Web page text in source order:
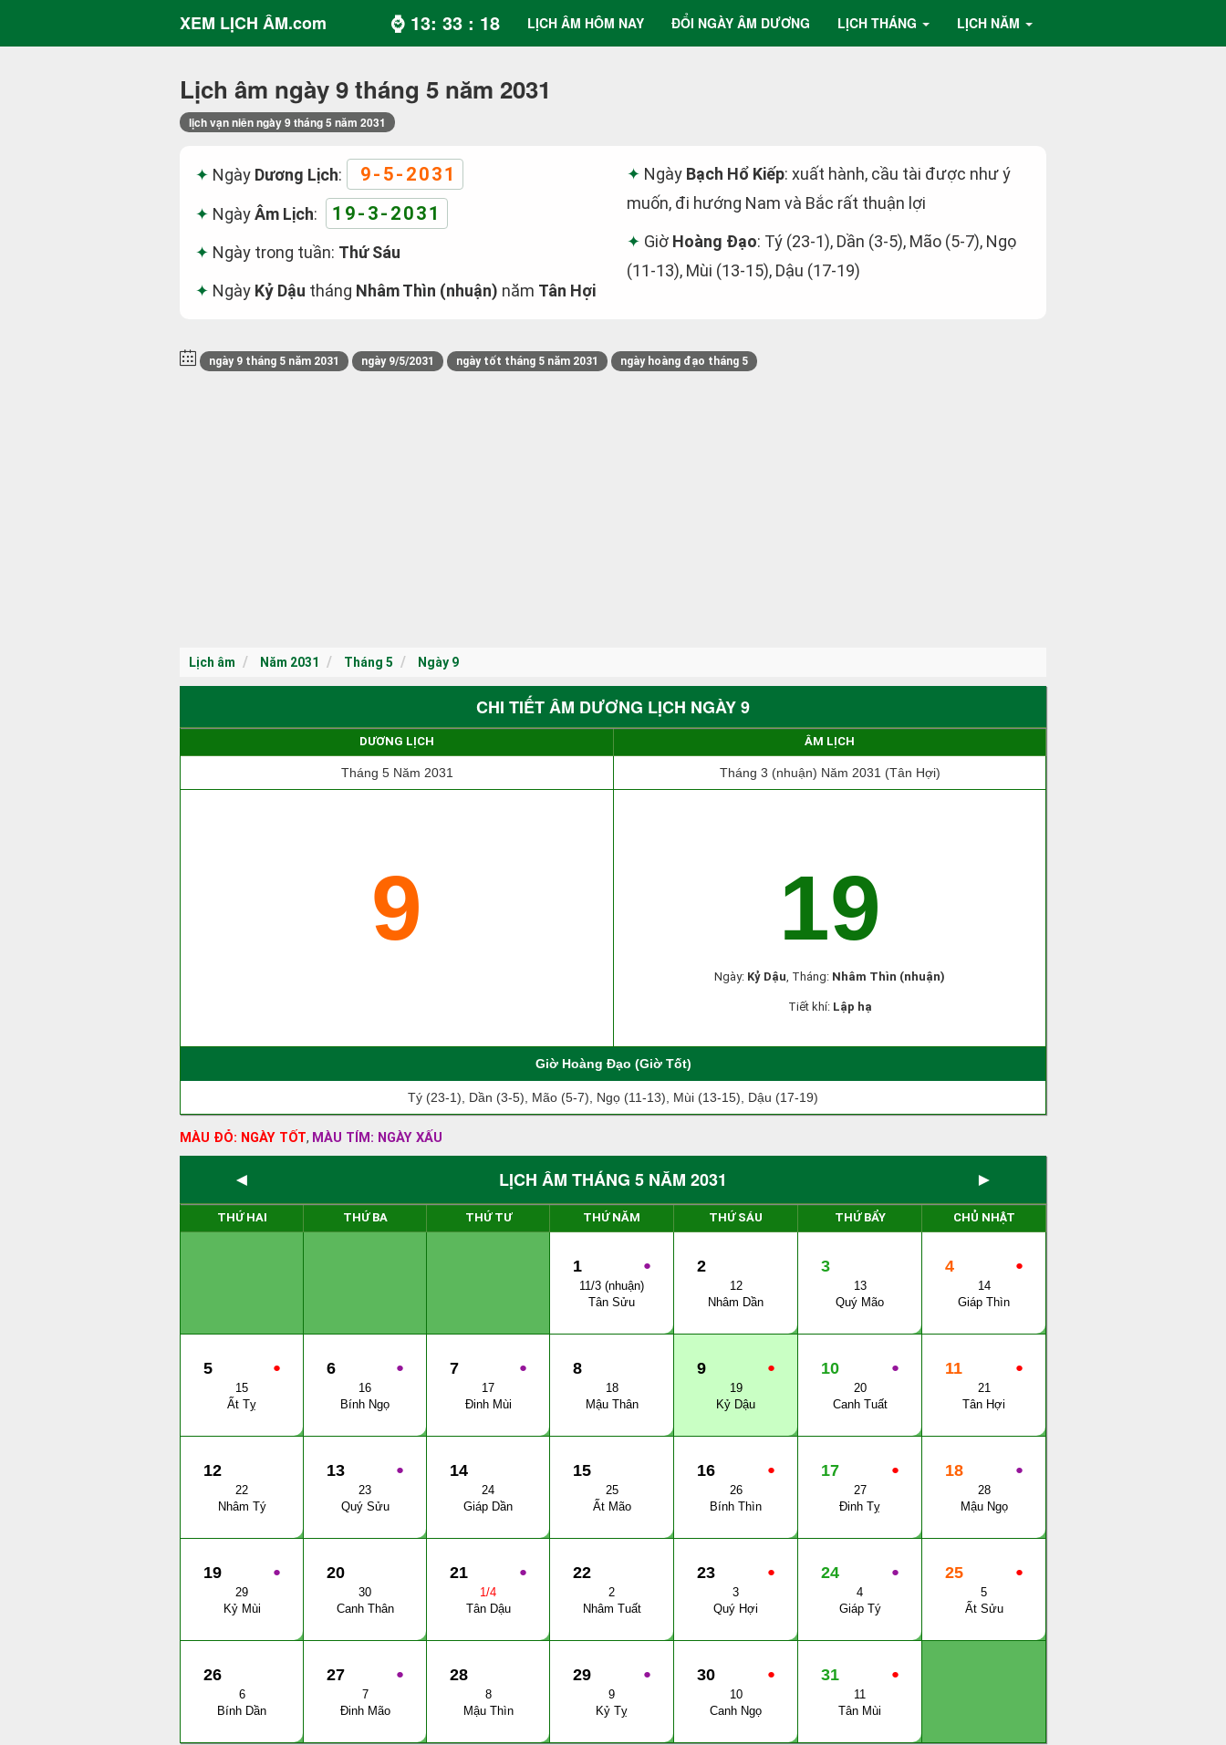
XEM LỊCH ÂM.com ⌚ 13: 33 : 19 LỊCH ÂM HÔM NAY ĐỔI NGÀY ÂM DƯƠNG LỊCH THÁNG LỊCH NĂM
Lịch âm ngày 9 tháng 5 năm 2031
lịch vạn niên ngày 9 tháng 5 năm 2031
Ngày Dương Lịch: 9-5-2031
NgàyÂm Lịch: 19-3-2031
Ngày trong tuần: Thứ Sáu
Ngày Kỷ Dậu tháng Nhâm Thìn (nhuận) năm Tân Hợi
Ngày Bạch Hổ Kiếp: xuất hành, cầu tài được như ý
muốn, đi hướng Nam và Bắc rất thuận lợi
Giờ Hoàng Đạo: Tý (23-1), Dần (3-5), Mão (5-7), Ngọ
(11-13), Mùi (13-15), Dậu (17-19)
ngày 9 tháng 5 năm 2031 ngày 9/5/2031 ngày tốt tháng 5 năm 2031 ngày hoàng đạo tháng 5
Lịch âm Năm 2031 Tháng 5 Ngày 9
CHI TIẾT ÂM DƯƠNG LỊCH NGÀY 9
DƯƠNG LỊCH ÂM LỊCH
Tháng 5 Năm 2031 Tháng 3 (nhuận) Năm 2031 (Tân Hợi)
9 19
Ngày: Kỷ Dậu, Tháng: Nhâm Thìn (nhuận)
Tiết khí: Lập hạ
Giờ Hoàng Đạo (Giờ Tốt)
Tý (23-1), Dần (3-5), Mão (5-7), Ngọ (11-13), Mùi (13-15), Dậu (17-19)
MÀU ĐỎ: NGÀY TỐT, MÀU TÍM: NGÀY XẤU
◄ LỊCH ÂM THÁNG 5 NĂM 2031 ►
THỨ HAI THỨ BA THỨ TƯ THỨ NĂM THỨ SÁU THỨ BẨY CHỦ NHẬT
●
1
11/3 (nhuận)
Tân Sửu
2
12
Nhâm Dần
3
13
Quý Mão
●
4
14
Giáp Thìn
●
5
15
Ất Tỵ
●
6
16
Bính Ngọ
●
7
17
Đinh Mùi
8
18
Mậu Thân
●
9
19
Kỷ Dậu
●
10
20
Canh Tuất
●
11
21
Tân Hợi
12
22
Nhâm Tý
●
13
23
Quý Sửu
14
24
Giáp Dần
15
25
Ất Mão
●
16
26
Bính Thìn
●
17
27
Đinh Tỵ
●
18
28
Mậu Ngọ
●
19
29
Kỷ Mùi
20
30
Canh Thân
●
21
1/4
Tân Dậu
22
2
Nhâm Tuất
●
23
3
Quý Hợi
●
24
4
Giáp Tý
●
25
5
Ất Sửu
26
6
Bính Dần
●
27
7
Đinh Mão
28
8
Mậu Thìn
●
29
9
Kỷ Tỵ
●
30
10
Canh Ngọ
●
31
11
Tân Mùi